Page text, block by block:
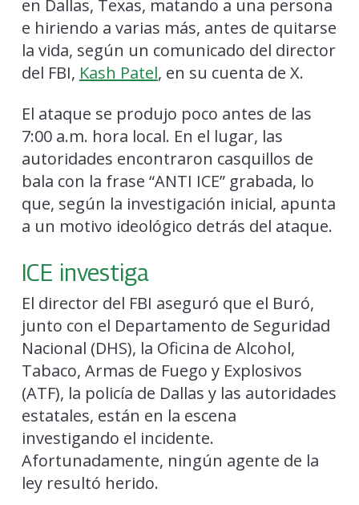
en Dallas, Texas, matando a una persona
e hiriendo a varias más, antes de quitarse
la vida, según un comunicado del director
del FBI, Kash Patel, en su cuenta de X.
El ataque se produjo poco antes de las
7:00 a.m. hora local. En el lugar, las
autoridades encontraron casquillos de
bala con la frase “ANTI ICE” grabada, lo
que, según la investigación inicial, apunta
a un motivo ideológico detrás del ataque.
ICE investiga
El director del FBI aseguró que el Buró,
junto con el Departamento de Seguridad
Nacional (DHS), la Oficina de Alcohol,
Tabaco, Armas de Fuego y Explosivos
(ATF), la policía de Dallas y las autoridades
estatales, están en la escena
investigando el incidente.
Afortunadamente, ningún agente de la
ley resultó herido.